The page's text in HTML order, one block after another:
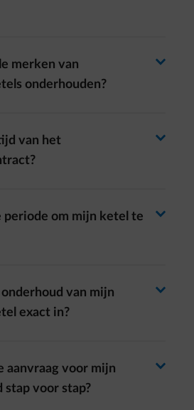
merken van
onderhouden?
arrow-right
van het
arrow-right
periode om mijn ketel te
arrow-right
van mijn
exact in?
arrow-right
aanvraag voor mijn
stap voor stap?
arrow-right